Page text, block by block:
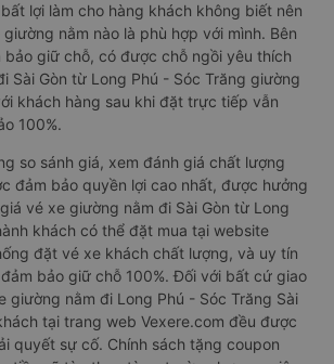
lợi làm cho hàng khách không biết nên
nằm nào là phù hợp với mình. Bên
giữ chỗ, có được chỗ ngồi yêu thích
Sài Gòn từ Long Phú - Sóc Trăng giường
khách hàng sau khi đặt trực tiếp vẫn
100%.
so sánh giá, xem đánh giá chất lượng
đảm bảo quyền lợi cao nhất, được hưởng
vé xe giường nằm đi Sài Gòn từ Long
khách có thể đặt mua tại website
đặt vé xe khách chất lượng, và uy tín
bảo giữ chỗ 100%. Đối với bất cứ giao
giường nằm đi Long Phú - Sóc Trăng Sài
tại trang web Vexere.com đều được
quyết sự cố. Chính sách tặng coupon